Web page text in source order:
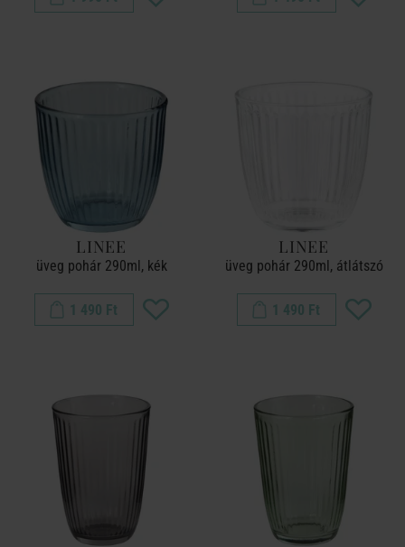
LINEE
üveg pohár 290ml, kék
1 490 Ft
LINEE
üveg pohár 290ml, átlátszó
1 490 Ft